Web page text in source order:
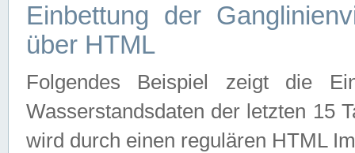
Einbettung der
über HTML
Folgendes Beispiel zeigt die
Wasserstandsdaten der letzten 15
wird durch einen regulären HTML